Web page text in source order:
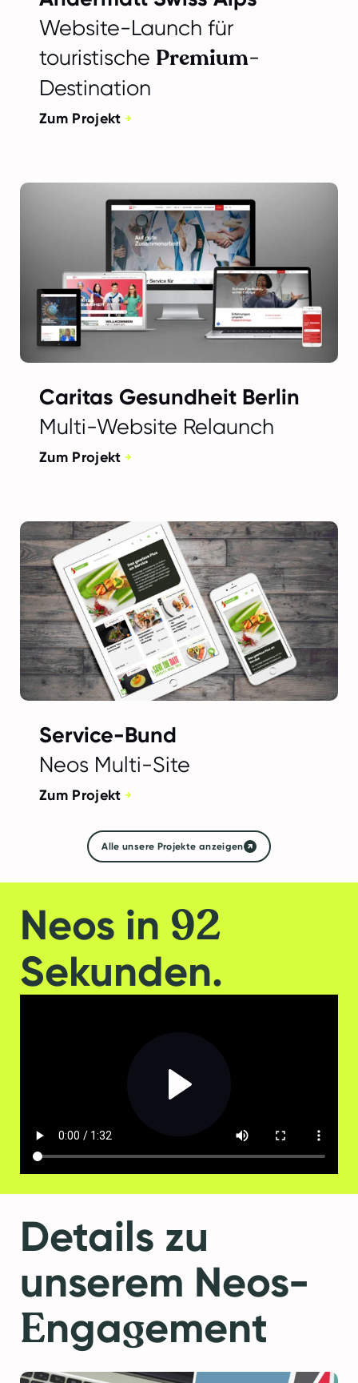
Service-Bund
Neos Multi-Site
Zum Projekt
Website-Launch für
touristische Premium-
Destination
Zum Projekt
Caritas Gesundheit Berlin
Multi-Website Relaunch
Zum Projekt
Alle unsere Projekte anzeigen
Neos in 92
Sekunden.
Details zu
unserem Neos-
Engagement